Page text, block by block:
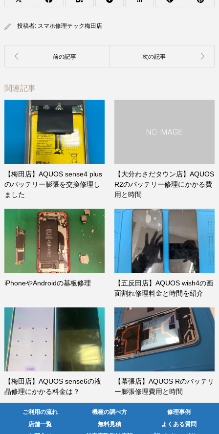
投稿者: スマホ修理テック梅田店
関連記事
【梅田店】AQUOS sense4 plus
のバッテリー膨張を交換修理し
ました
【大分わさだタウン店】AQUOS
R2のバッテリー修理にかかる費
用と時間
iPhoneやAndroidの基板修理
【五反田店】AQUOS wish4の画
面割れ修理料金と時間を紹介
【梅田店】AQUOS sense6の液
晶修理にかかる料金は？
【幕張店】AQUOS Rのバッテリ
ー膨張修理費用と時間
ご利用の流れ 機種の調べ方
修理事例
店舗一覧
無料見積
よくある質問